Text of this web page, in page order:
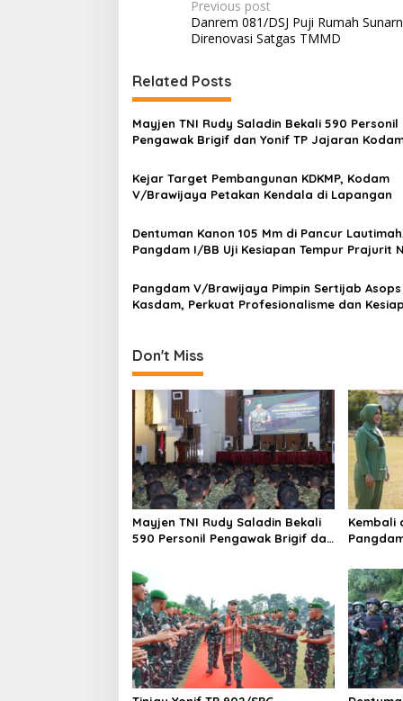
P
o
t
n
a
i
g
a
t
i
o
Previous post
Danrem 081/DSJ Puji Rumah
Direnovasi Satgas TMMD
Related Posts
Mayjen TNI Rudy Saladin Bekali 590 Personil
Pengawak Brigif dan Yonif TP Jajaran
Kejar Target Pembangunan KDKMP, Kodam
V/Brawijaya Petakan Kendala di Lapangan
Dentuman Kanon 105 Mm di Pancur
Pangdam I/BB Uji Kesiapan Tempur Prajurit
Pangdam V/Brawijaya Pimpin Sertijab Asops
Kasdam, Perkuat Profesionalisme dan
Don't Miss
Mayjen TNI Rudy Saladin Bekali
590 Personil Pengawak Brigif dan
V/Brawijaya
Kembali
521/DY